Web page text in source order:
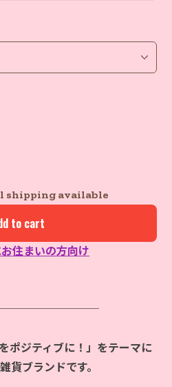
shipping available
to cart
住まいの方向け
ポジティブに！」をテーマに
貨ブランドです。